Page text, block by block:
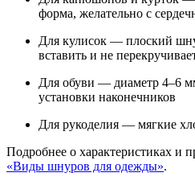
форма, желательно с
Для кулисок — плоский
вставить и не
Для обуви — диаметр 4–6
установки наконечников
Для рукоделия — мягкие
Подробнее о характеристиках и
«Виды шнуров для одежды».